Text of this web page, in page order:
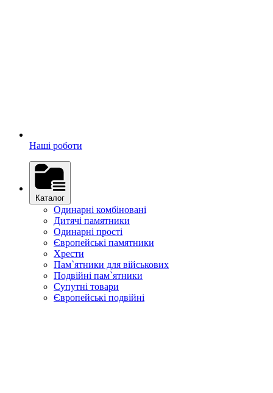
Наші роботи
Каталог
Одинарні комбіновані
Дитячі памятники
Одинарні прості
Європейські памятники
Хрести
Пам`ятники для військових
Подвійні пам`ятники
Супутні товари
Європейські подвійні